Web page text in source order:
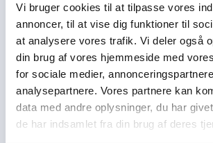
Vi bruger cookies til at tilpasse vores
annoncer, til at vise dig funktioner til
at analysere vores trafik. Vi deler også
din brug af vores hjemmeside med
for sociale medier,
analysepartnere. Vores partnere kan
data med andre oplysninger, du har
de har indsamlet fra din brug af deres
Spejdere/spejdergruppen/
Kontor
Tjenpengeogstoet.dk
Ejby Industrivej 91
DK – 2600 Glostrup
CVR: 19347508